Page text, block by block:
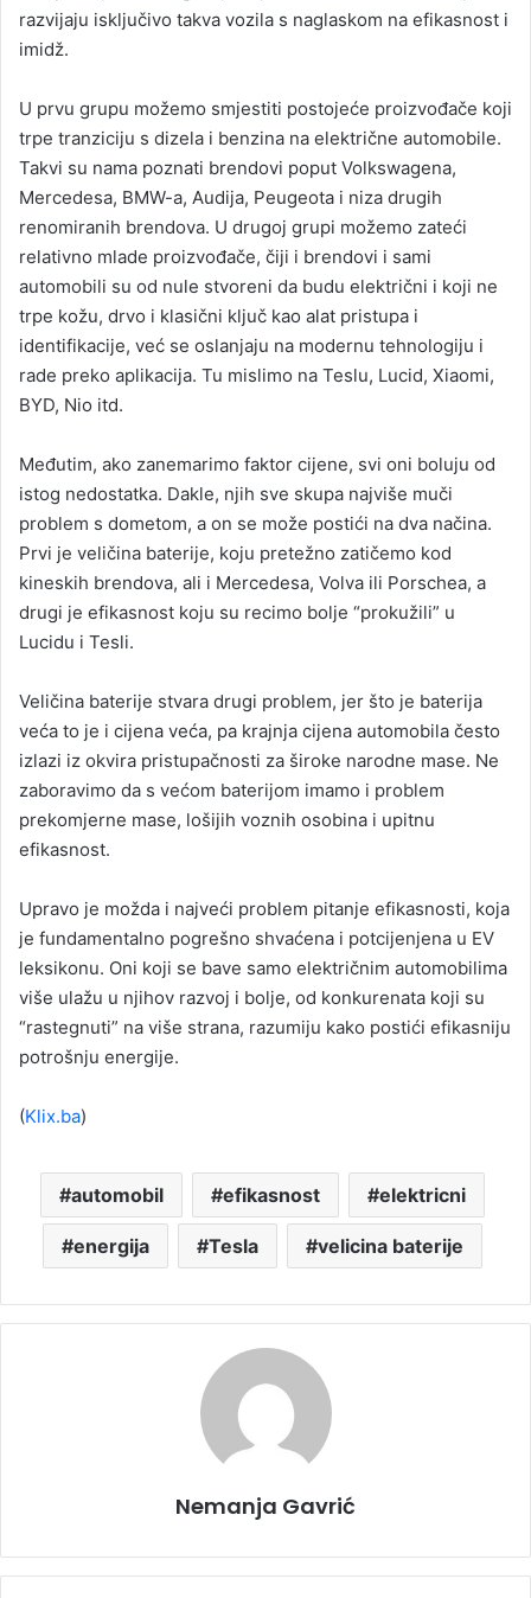
razvijaju isključivo takva vozila s naglaskom na efikasnost i
imidž.
U prvu grupu možemo smjestiti postojeće proizvođače koji
trpe tranziciju s dizela i benzina na električne automobile.
Takvi su nama poznati brendovi poput Volkswagena,
Mercedesa, BMW-a, Audija, Peugeota i niza drugih
renomiranih brendova. U drugoj grupi možemo zateći
relativno mlade proizvođače, čiji i brendovi i sami
automobili su od nule stvoreni da budu električni i koji ne
trpe kožu, drvo i klasični ključ kao alat pristupa i
identifikacije, već se oslanjaju na modernu tehnologiju i
rade preko aplikacija. Tu mislimo na Teslu, Lucid, Xiaomi,
BYD, Nio itd.
Međutim, ako zanemarimo faktor cijene, svi oni boluju od
istog nedostatka. Dakle, njih sve skupa najviše muči
problem s dometom, a on se može postići na dva načina.
Prvi je veličina baterije, koju pretežno zatičemo kod
kineskih brendova, ali i Mercedesa, Volva ili Porschea, a
drugi je efikasnost koju su recimo bolje “prokužili” u
Lucidu i Tesli.
Veličina baterije stvara drugi problem, jer što je baterija
veća to je i cijena veća, pa krajnja cijena automobila često
izlazi iz okvira pristupačnosti za široke narodne mase. Ne
zaboravimo da s većom baterijom imamo i problem
prekomjerne mase, lošijih voznih osobina i upitnu
efikasnost.
Upravo je možda i najveći problem pitanje efikasnosti, koja
je fundamentalno pogrešno shvaćena i potcijenjena u EV
leksikonu. Oni koji se bave samo električnim automobilima
više ulažu u njihov razvoj i bolje, od konkurenata koji su
“rastegnuti” na više strana, razumiju kako postići efikasniju
potrošnju energije.
(Klix.ba)
automobil efikasnost elektricni
energija Tesla velicina baterije
Nemanja Gavrić